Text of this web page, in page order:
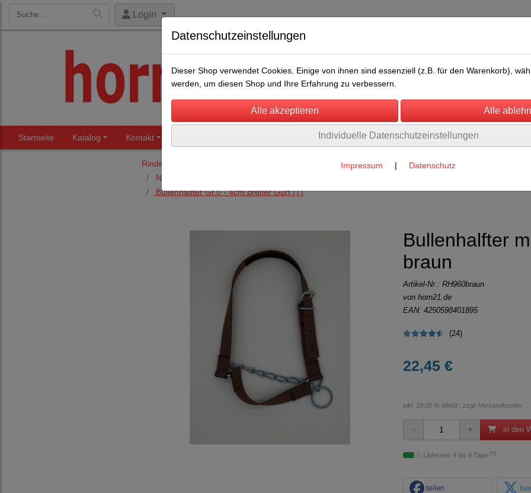
Login
Startseite Katalog Kontakt Über uns Umwelt Rechtliches
Rinderhaltung
Halfter für Rinder, Kühe, Kälber, Bullen
Nylonhalfter MIT Kette oder Zugband
Bullenhalfter Gr.0 - 4cm breiter Gurt(7)
Bullenhalfter
braun
Artikel-Nr.: RH960braun
von horn21.de
EAN: 4250598401895
(24)
22,45 €
inkl. 19,00 % MwSt., zzgl. Versandkosten
in den
Lieferzeit: 4 bis 6 Tage [*2]
teilen
Datenschutzeinstellungen
Dieser Shop verwendet Cookies. Einige von ihnen sind essenziell (z.B. für den Warenkorb),
werden, um diesen Shop und Ihre Erfahrung zu verbessern.
Individuelle Datenschutzeinstellungen
Impressum | Datenschutz